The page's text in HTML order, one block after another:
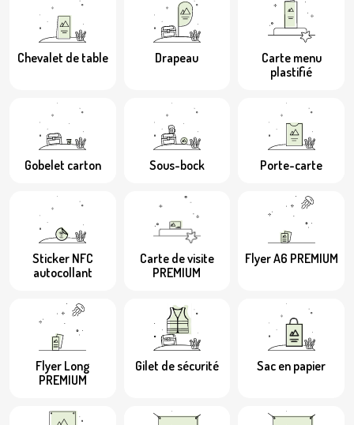
Chevalet de table Drapeau
Carte menu
plastifié
Gobelet carton Sous-bock Porte-carte
Sticker NFC
autocollant
Carte de visite
PREMIUM
Flyer A6 PREMIUM
Flyer Long
PREMIUM
Gilet de sécurité Sac en papier